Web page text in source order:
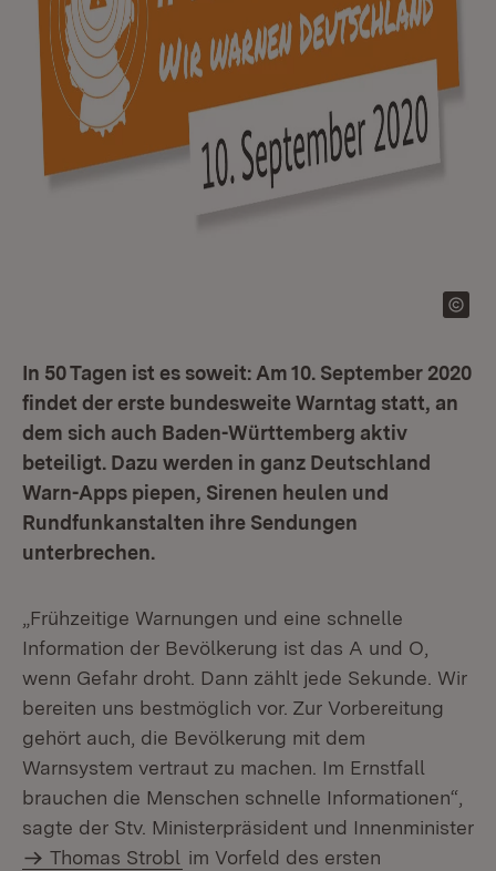
In 50 Tagen ist es soweit: Am 10. September 2020
findet der erste bundesweite Warntag statt, an
dem sich auch Baden-Württemberg aktiv
beteiligt. Dazu werden in ganz Deutschland
Warn-Apps piepen, Sirenen heulen und
Rundfunkanstalten ihre Sendungen
unterbrechen.
„Frühzeitige Warnungen und eine schnelle
Information der Bevölkerung ist das A und O,
wenn Gefahr droht. Dann zählt jede Sekunde. Wir
bereiten uns bestmöglich vor. Zur Vorbereitung
gehört auch, die Bevölkerung mit dem
Warnsystem vertraut zu machen. Im Ernstfall
brauchen die Menschen schnelle Informationen“,
sagte der Stv. Ministerpräsident und Innenminister
Thomas Strobl im Vorfeld des ersten